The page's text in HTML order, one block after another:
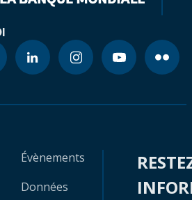
Évènements
Données